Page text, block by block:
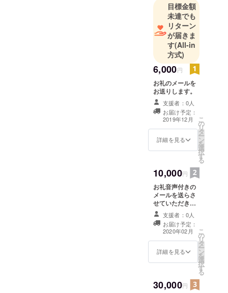
目標金額
未達でも
リターン
が届きま
す(All-in
方式)
6,000円
お礼のメールを
お送りします。
支援者：0人
お届け予定：
2019年12月
詳細を見る
こ
の
リ
タ
ー
ン
を
選
択
す
る
10,000円
お礼音声付きの
メールを送らさ
せていただきま
す。支援者：0人
お届け予定：
2020年02月
詳細を見る
こ
の
リ
タ
ー
ン
を
選
択
す
る
30,000円